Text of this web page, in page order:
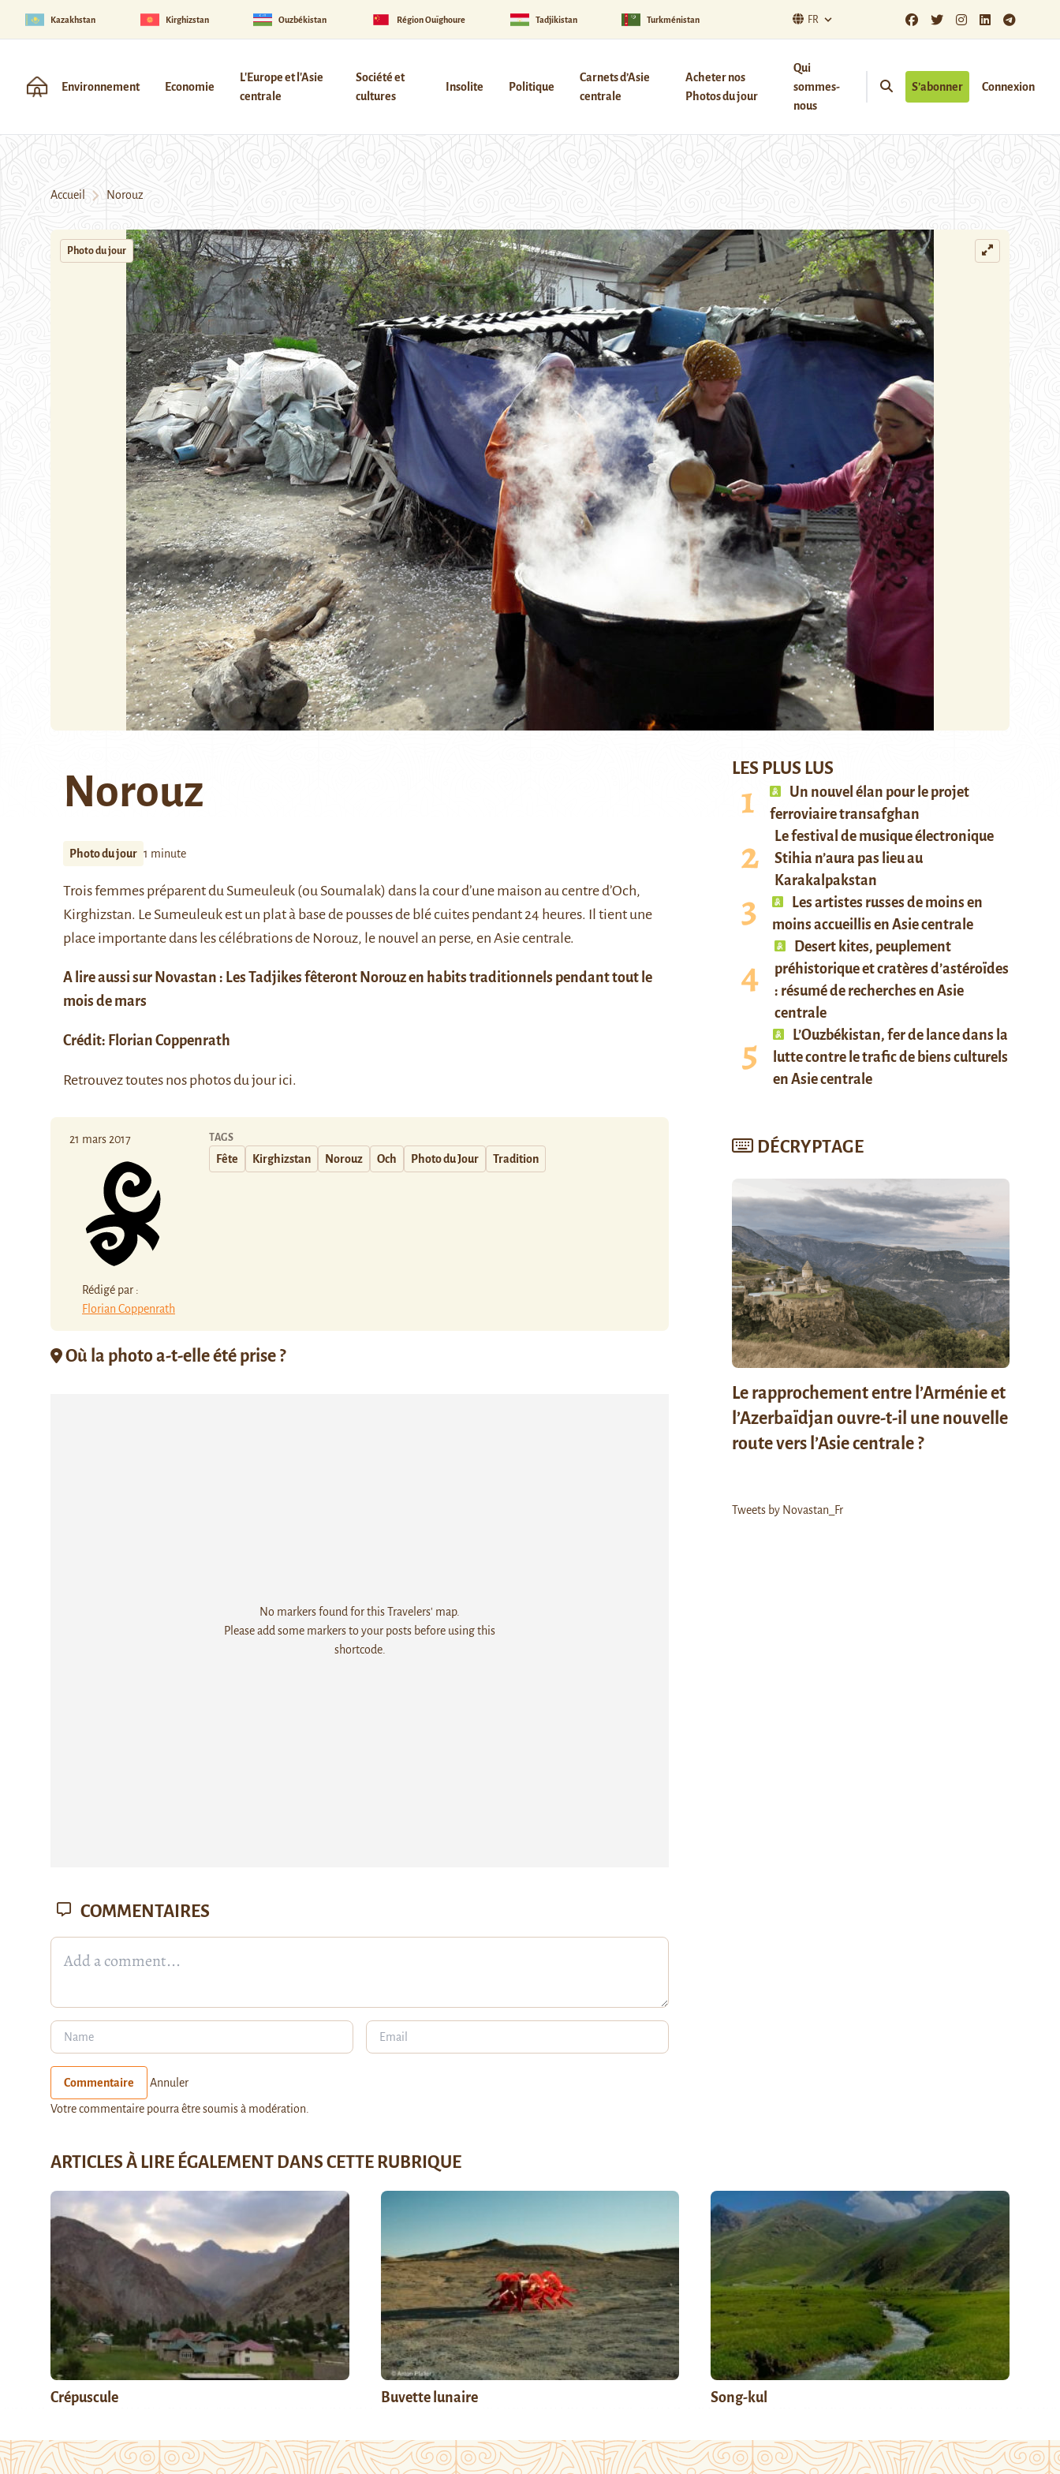
Kazakhstan Kirghizstan Ouzbékistan Région Ouïghoure Tadjikistan Turkménistan FR
Environnement Economie
L'Europe et l'Asie
centrale
Société et
cultures
Insolite Politique
Carnets d’Asie
centrale
Acheter nos
Photos du jour
Qui
sommes-
nous
S’abonner Connexion
Accueil Norouz
Photo du jour
Norouz
Photo du jour 1 minute
Trois femmes préparent du Sumeuleuk (ou Soumalak) dans la cour d’une maison au centre d’Och,
Kirghizstan. Le Sumeuleuk est un plat à base de pousses de blé cuites pendant 24 heures. Il tient une
place importante dans les célébrations de Norouz, le nouvel an perse, en Asie centrale.
A lire aussi sur Novastan : Les Tadjikes fêteront Norouz en habits traditionnels pendant tout le
mois de mars
Crédit: Florian Coppenrath
Retrouvez toutes nos photos du jourici.
21 mars 2017
Rédigé par :
Florian Coppenrath
TAGS
Fête Kirghizstan Norouz Och Photo du Jour Tradition
Où la photo a-t-elle été prise ?
No markers found for this Travelers' map.
Please add some markers to your posts before using this
shortcode.
LES PLUS LUS
Un nouvel élan pour le projet
ferroviaire transafghan
Le festival de musique électronique
Stihia n’aura pas lieu au
Karakalpakstan
Les artistes russes de moins en
moins accueillis en Asie centrale
Desert kites, peuplement
préhistorique et cratères d’astéroïdes
: résumé de recherches en Asie
centrale
L’Ouzbékistan, fer de lance dans la
lutte contre le trafic de biens culturels
en Asie centrale
DÉCRYPTAGE
Le rapprochement entre l’Arménie et
l’Azerbaïdjan ouvre-t-il une nouvelle
route vers l’Asie centrale ?
Tweets by Novastan_Fr
COMMENTAIRES
Commentaire Annuler
Votre commentaire pourra être soumis à modération.
ARTICLES À LIRE ÉGALEMENT DANS CETTE RUBRIQUE
Crépuscule Buvette lunaire Song-kul